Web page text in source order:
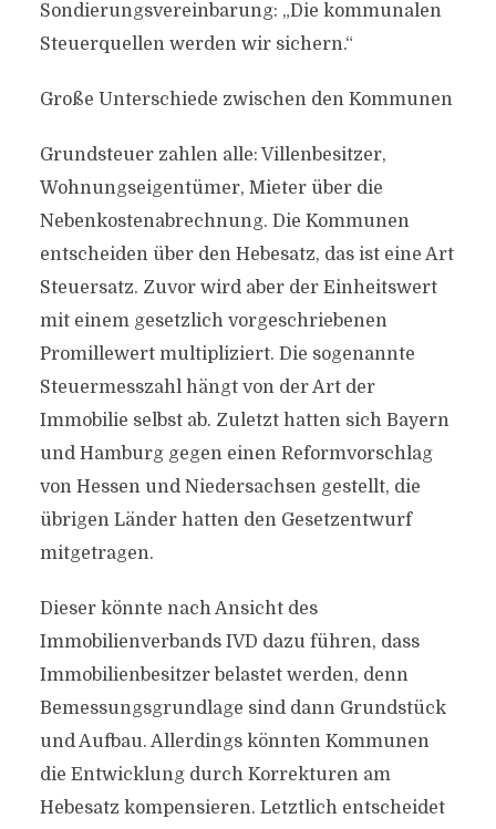
Sondierungsvereinbarung: „Die kommunalen
Steuerquellen werden wir sichern.“
Große Unterschiede zwischen den Kommunen
Grundsteuer zahlen alle: Villenbesitzer,
Wohnungseigentümer, Mieter über die
Nebenkostenabrechnung. Die Kommunen
entscheiden über den Hebesatz, das ist eine Art
Steuersatz. Zuvor wird aber der Einheitswert
mit einem gesetzlich vorgeschriebenen
Promillewert multipliziert. Die sogenannte
Steuermesszahl hängt von der Art der
Immobilie selbst ab. Zuletzt hatten sich Bayern
und Hamburg gegen einen Reformvorschlag
von Hessen und Niedersachsen gestellt, die
übrigen Länder hatten den Gesetzentwurf
mitgetragen.
Dieser könnte nach Ansicht des
Immobilienverbands IVD dazu führen, dass
Immobilienbesitzer belastet werden, denn
Bemessungsgrundlage sind dann Grundstück
und Aufbau. Allerdings könnten Kommunen
die Entwicklung durch Korrekturen am
Hebesatz kompensieren. Letztlich entscheidet